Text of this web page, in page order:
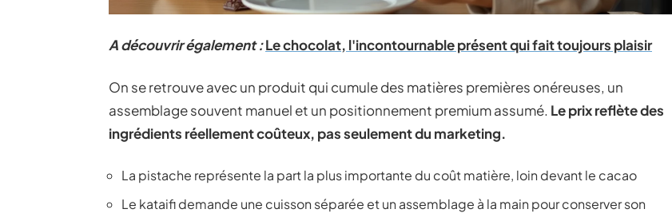
A découvrir également :Le chocolat, l'incontournable présent qui fait toujours plaisir
On se retrouve avec un produit qui cumule des matières premières onéreuses, un
assemblage souvent manuel et un positionnement premium assumé. Le prix reflète des
ingrédients réellement coûteux, pas seulement du marketing.
La pistache représente la part la plus importante du coût matière, loin devant le cacao
Le kataifi demande une cuisson séparée et un assemblage à la main pour conserver son